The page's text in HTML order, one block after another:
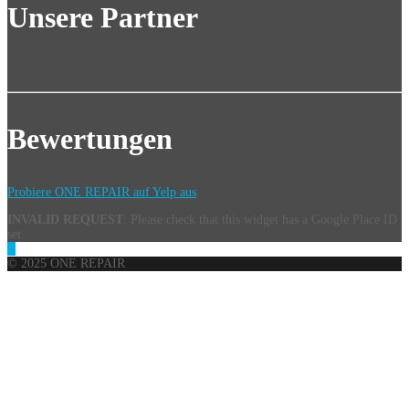
Unsere Partner
Bewertungen
Probiere ONE REPAIR auf Yelp aus
INVALID REQUEST
© 2025 ONE REPAIR